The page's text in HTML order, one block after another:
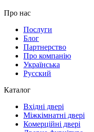
Про нас
Послуги
Блог
Партнерство
Про компанію
Українська
Русский
Каталог
Вхідні двері
Міжкімнатні двері
Комерційні двері